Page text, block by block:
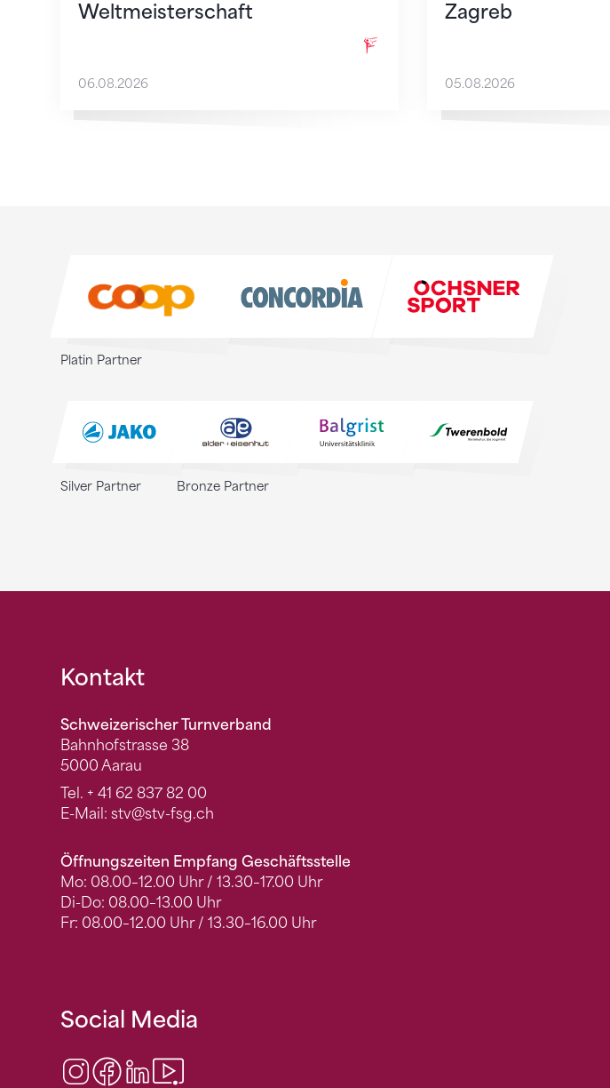
Weltmeisterschaft
06.08.2026
Zagreb
05.08.2026
Platin Partner
Silver Partner Bronze Partner
Fusszeile
Kontakt
Schweizerischer Turnverband
Bahnhofstrasse 38
5000 Aarau
Tel. + 41 62 837 82 00
E-Mail: stv@stv-fsg.ch
Öffnungszeiten Empfang Geschäftsstelle
Mo: 08.00–12.00 Uhr / 13.30–17.00 Uhr
Di-Do: 08.00–13.00 Uhr
Fr: 08.00–12.00 Uhr / 13.30–16.00 Uhr
Social Media
Instagram
Facebook
LinkedIn